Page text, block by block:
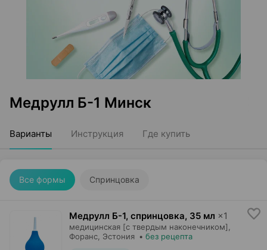
Медрулл Б-1 Минск
Варианты Инструкция Где купить
Все формы Спринцовка
Медрулл Б-1, спринцовка, 35 мл ×1
медицинская [с твердым наконечником],
Форанс , Эстония • без рецепта